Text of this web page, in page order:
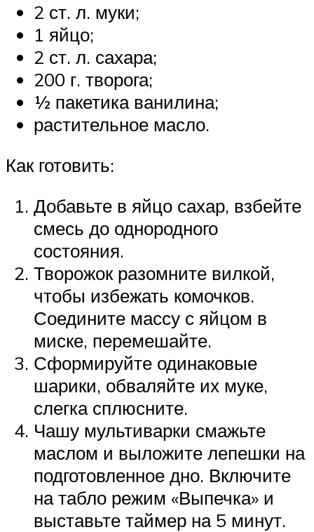
2 ст. л. муки;
1 яйцо;
2 ст. л. сахара;
200 г. творога;
½ пакетика ванилина;
растительное масло.
Как готовить:
Добавьте в яйцо сахар, взбейте
смесь до однородного
состояния.
Творожок разомните вилкой,
чтобы избежать комочков.
Соедините массу с яйцом в
миске, перемешайте.
Сформируйте одинаковые
шарики, обваляйте их муке,
слегка сплюсните.
Чашу мультиварки смажьте
маслом и выложите лепешки на
подготовленное дно. Включите
на табло режим «Выпечка» и
выставьте таймер на 5 минут.